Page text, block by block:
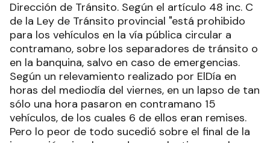
Dirección de Tránsito. Según el artículo 48 inc. C
de la Ley de Tránsito provincial "está prohibido
para los vehículos en la vía pública circular a
contramano, sobre los separadores de tránsito o
en la banquina, salvo en caso de emergencias.
Según un relevamiento realizado por ElDía en
horas del mediodía del viernes, en un lapso de tan
sólo una hora pasaron en contramano 15
vehículos, de los cuales 6 de ellos eran remises.
Pero lo peor de todo sucedió sobre el final de la